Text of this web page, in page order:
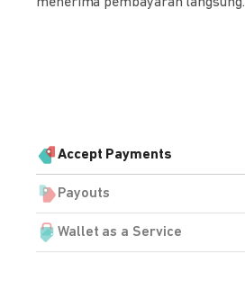
Accept Payments
Payouts
Wallet as a Service